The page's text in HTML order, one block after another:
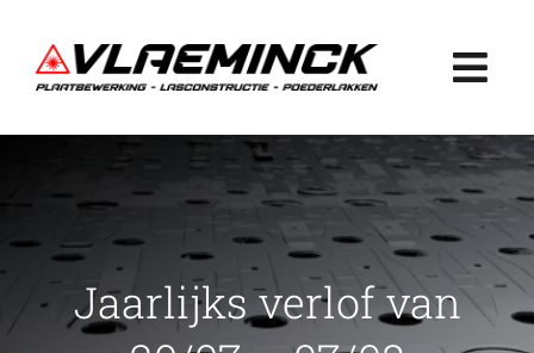
naar
inhoud
Plaatbewerking
Lasconstructie
Jaarlijks verlof van